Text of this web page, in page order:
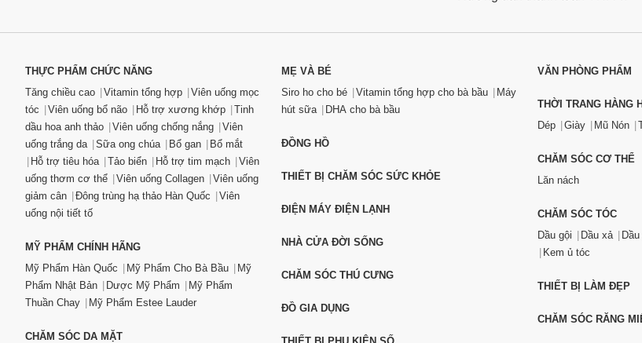
THỰC PHẨM CHỨC NĂNG
Tăng chiều cao
Vitamin tổng hợp
Viên uống mọc
tóc
Viên uống bổ não Hỗ trợ xương khớp
Tinh
dầu hoa anh thảo
Viên uống chống nắng
Viên
uống trắng da
Sữa ong chúa Bổ gan
Bổ mắt
Hỗ trợ tiêu hóa
Tảo biển Hỗ trợ tim mạch
Viên
uống thơm cơ thể
Viên uống Collagen
Viên uống
giảm cân
Đông trùng hạ thảo Hàn Quốc
Viên
uống nội tiết tố
MỸ PHẨM CHÍNH HÃNG
Mỹ Phẩm Hàn Quốc
Mỹ Phẩm Cho Bà Bầu
Mỹ
Phẩm Nhật Bản
Dược Mỹ Phẩm
Mỹ Phẩm
Thuần Chay
Mỹ Phẩm Estee Lauder
CHĂM SÓC DA MẶT
MẸ VÀ BÉ
Siro ho cho bé
Vitamin tổng hợp cho bà bầu
Máy
hút sữa
DHA cho bà bầu
ĐỒNG HỒ
THIẾT BỊ CHĂM SÓC SỨC KHỎE
ĐIỆN MÁY ĐIỆN LẠNH
NHÀ CỬA ĐỜI SỐNG
CHĂM SÓC THÚ CƯNG
ĐỒ GIA DỤNG
VĂN PHÒNG PHẨM
THỜI TRANG HÀNG
Dép
Giày Mũ Nón
CHĂM SÓC CƠ THỂ
Lăn nách
CHĂM SÓC TÓC
Dầu gội
Dầu xả
Kem ủ tóc
THIẾT BỊ LÀM ĐẸP
CHĂM SÓC RĂNG